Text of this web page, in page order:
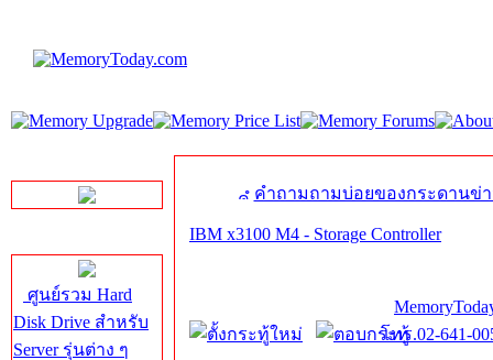
ศูนย์รวม Hard
Disk Drive สำหรับ
Server รุ่นต่าง ๆ
คำถามถามบ่อยของกระดานข่
IBM x3100 M4 - Storage Controller
โทร.02-641-